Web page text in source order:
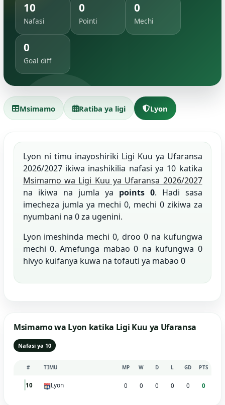
10
Nafasi
0
Pointi
0
Mechi
0
Goal diff
Msimamo Ratiba ya ligi Lyon
Lyon ni timu inayoshiriki Ligi Kuu ya Ufaransa
2026/2027 ikiwa inashikilia nafasi ya 10 katika
Msimamo wa Ligi Kuu ya Ufaransa 2026/2027
na ikiwa na jumla ya points 0. Hadi sasa
imecheza jumla ya mechi 0, mechi 0 zikiwa za
nyumbani na 0 za ugenini.
Lyon imeshinda mechi 0, droo 0 na kufungwa
mechi 0. Amefunga mabao 0 na kufungwa 0
hivyo kuifanya kuwa na tofauti ya mabao 0
Msimamo wa Lyon katika Ligi Kuu ya Ufaransa
Nafasi ya 10
# TIMU MP W D L GD PTS
10 Lyon 0 0 0 0 0 0